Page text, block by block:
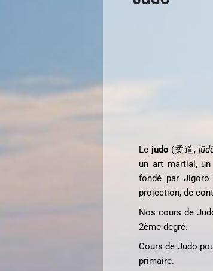
Le judo (柔道,
un art martial,
fondé par Jigoro
projection, de
Nos cours de
2ème degré.
Cours de Judo
primaire.